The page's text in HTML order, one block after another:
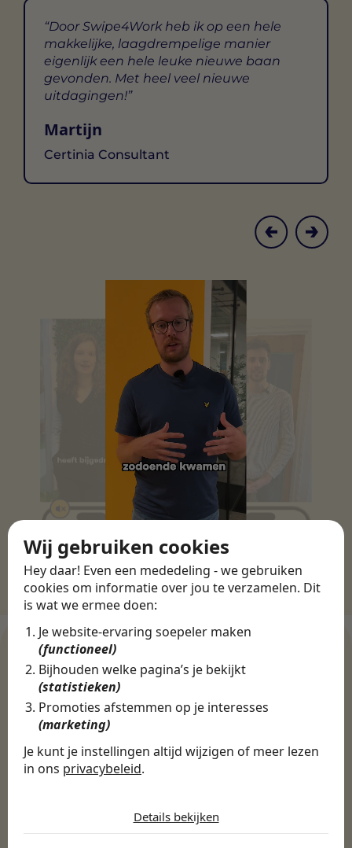
Wij gebruiken cookies
Hey daar! Even een mededeling - we gebruiken
cookies om informatie over jou te verzamelen. Dit
is wat we ermee doen:
Je website-ervaring soepeler maken
(functioneel)
Bijhouden welke pagina’s je bekijkt
(statistieken)
Promoties afstemmen op je interesses
(marketing)
Je kunt je instellingen altijd wijzigen of meer lezen
in ons privacybeleid.
Noodzakelijk
Details bekijken
Door Swipe4Work heb ik op een hele
makkelijke, laagdrempelige manier
eigenlijk een hele leuke nieuwe baan
gevonden. Met heel veel nieuwe
uitdagingen!
Martijn
Certinia Consultant
Ontdek meer dan 500+